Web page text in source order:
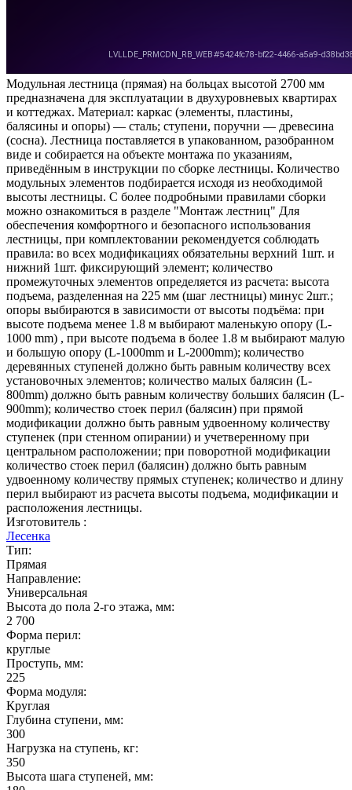
Модульная лестница (прямая) на больцах высотой 2700 мм
предназначена для эксплуатации в двухуровневых квартирах
и коттеджах. Материал: каркас (элементы, пластины,
балясины и опоры) — сталь; ступени, поручни — древесина
(сосна). Лестница поставляется в упакованном, разобранном
виде и собирается на объекте монтажа по указаниям,
приведённым в инструкции по сборке лестницы. Количество
модульных элементов подбирается исходя из необходимой
высоты лестницы. С более подробными правилами сборки
можно ознакомиться в разделе "Монтаж лестниц" Для
обеспечения комфортного и безопасного использования
лестницы, при комплектовании рекомендуется соблюдать
правила: во всех модификациях обязательны верхний 1шт. и
нижний 1шт. фиксирующий элемент; количество
промежуточных элементов определяется из расчета: высота
подъема, разделенная на 225 мм (шаг лестницы) минус 2шт.;
опоры выбираются в зависимости от высоты подъёма: при
высоте подъема менее 1.8 м выбирают маленькую опору (L-
1000 mm) , при высоте подъема в более 1.8 м выбирают малую
и большую опору (L-1000mm и L-2000mm); количество
деревянных ступеней должно быть равным количеству всех
установочных элементов; количество малых балясин (L-
800mm) должно быть равным количеству больших балясин (L-
900mm); количество стоек перил (балясин) при прямой
модификации должно быть равным удвоенному количеству
ступенек (при стенном опирании) и учетверенному при
центральном расположении; при поворотной модификации
количество стоек перил (балясин) должно быть равным
удвоенному количеству прямых ступенек; количество и длину
перил выбирают из расчета высоты подъема, модификации и
расположения лестницы.
Изготовитель :
Лесенка
Тип:
Прямая
Направление:
Универсальная
Высота до пола 2-го этажа, мм:
2 700
Форма перил:
круглые
Проступь, мм:
225
Форма модуля:
Круглая
Глубина ступени, мм:
300
Нагрузка на ступень, кг:
350
Высота шага ступеней, мм: